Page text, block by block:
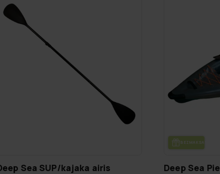
Sea SUP/kajaka airis
BEZ­MAK­SAS
Deep Sea